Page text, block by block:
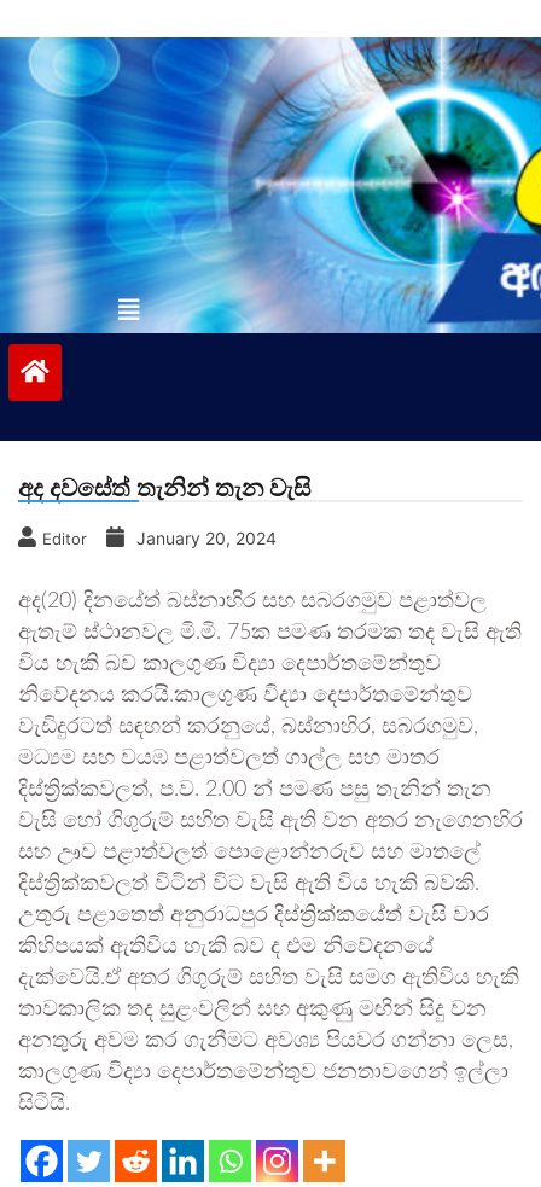
to
contentvinivida.lk
අද දවසේත් තැනින් තැන වැසි
Editor January 20, 2024
අද(20) දිනයේත් බස්නාහිර සහ සබරගමුව පළාත්වල
ඇතැම් ස්ථානවල මි.මි. 75ක පමණ තරමක තද වැසි ඇති
විය හැකි බව කාලගුණ විද්‍යා දෙපාර්තමේන්තුව
නිවේදනය කරයි.කාලගුණ විද්‍යා දෙපාර්තමේන්තුව
වැඩිදුරටත් සඳහන් කරනුයේ, බස්නාහිර, සබරගමුව,
මධ්‍යම සහ වයඹ පළාත්වලත් ගාල්ල සහ මාතර
දිස්ත්‍රික්කවලත්, ප.ව. 2.00 න් පමණ පසු තැනින් තැන
වැසි හෝ ගිගුරුම් සහිත වැසි ඇති වන අතර නැගෙනහිර
සහ ඌව පළාත්වලත් පොළොන්නරුව සහ මාතලේ
දිස්ත්‍රික්කවලත් විටින් විට වැසි ඇති විය හැකි බවකි.
උතුරු පළාතෙත් අනුරාධපුර දිස්ත්‍රික්කයේත් වැසි වාර
කිහිපයක් ඇතිවිය හැකි බව ද එම නිවේදනයේ
දැක්වෙයි.ඒ අතර ගිගුරුම් සහිත වැසි සමග ඇතිවිය හැකි
තාවකාලික තද සුළංවලින් සහ අකුණු මඟින් සිදු වන
අනතුරු අවම කර ගැනීමට අවශ්‍ය පියවර ගන්නා ලෙස,
කාලගුණ විද්‍යා දෙපාර්තමේන්තුව ජනතාවගෙන් ඉල්ලා
සිටියි.